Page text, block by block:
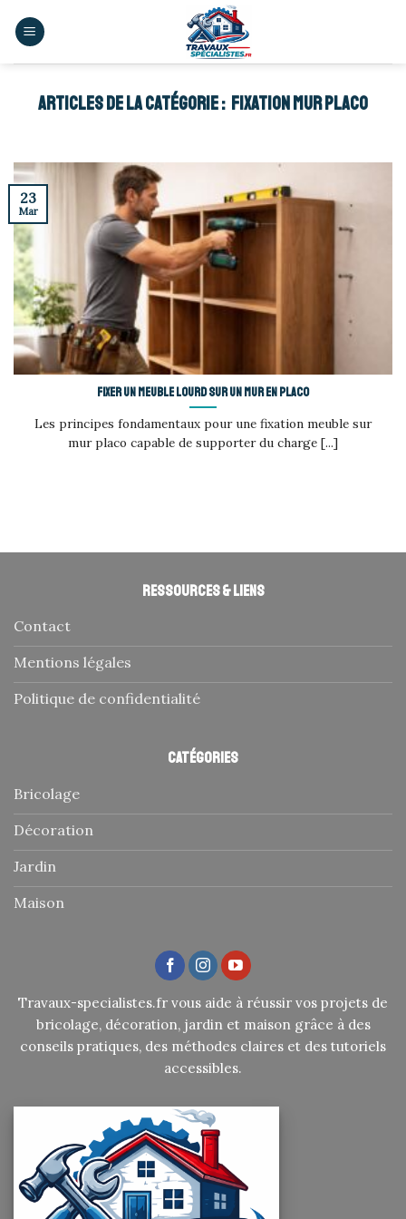
FIXATION MUR PLACO
Fixer un meuble lourd sur un mur en placo
Les principes fondamentaux pour une fixation meuble sur
mur placo capable de supporter du charge [...]
23
Mar
Ressources & liens
Contact
Mentions légales
Politique de confidentialité
Catégories
Bricolage
Décoration
Jardin
Maison
Travaux-specialistes.fr vous aide à réussir vos projets de
bricolage, décoration, jardin et maison grâce à des
conseils pratiques, des méthodes claires et des tutoriels
accessibles.